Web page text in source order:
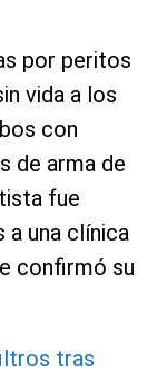
por peritos
vida a los
con
de arma de
fue
a una clínica
confirmó su
tras